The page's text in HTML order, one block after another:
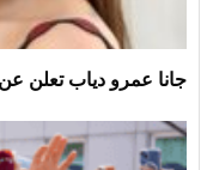
جانا عمرو دياب تعلن